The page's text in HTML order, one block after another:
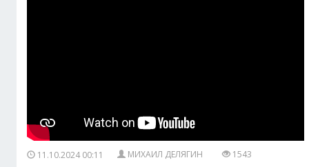
11.10.2024 00:11 МИХАИЛ ДЕЛЯГИН 1543